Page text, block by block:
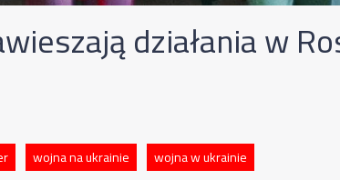
działania w
wojna na ukrainie
wojna w ukrainie